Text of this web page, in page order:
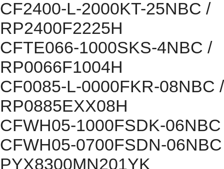
CF2400-L-2000KT-25NBC /
RP2400F2225H
CFTE066-1000SKS-4NBC /
RP0066F1004H
CF0085-L-0000FKR-08NBC /
RP0885EXX08H
CFWH05-1000FSDK-06NBC
CFWH05-0700FSDN-06NBC
PYX8300MN201YK